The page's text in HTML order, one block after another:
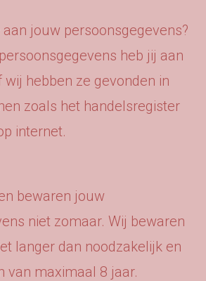
jouw persoonsgegevens?
heb jij aan
wij hebben ze gevonden in
zoals het handelsregister
internet.
bewaren jouw
niet zomaar. Wij bewaren
langer dan noodzakelijk en
van maximaal 8 jaar.